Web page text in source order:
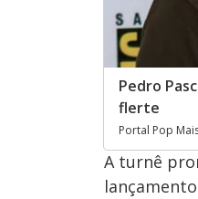
Pedro
flerte
Portal Pop
A turnê